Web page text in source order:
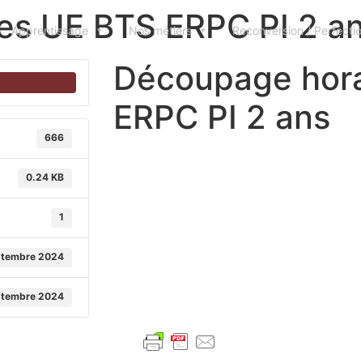
Apprentissage Nos métiers Reconversion /
UE BTS ERPC PI 2
666
0.24 KB
1
2024
2024
Découpage
ERPC PI 2 ans